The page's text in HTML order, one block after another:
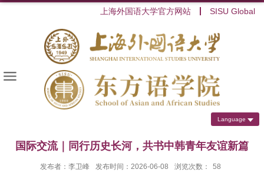
上海外国语大学官方网站 SISU Global
Language
国际交流｜同行历史长河，共书中韩青年友谊新篇
发布者：李卫峰 发布时间：2026-06-08 浏览次数： 58